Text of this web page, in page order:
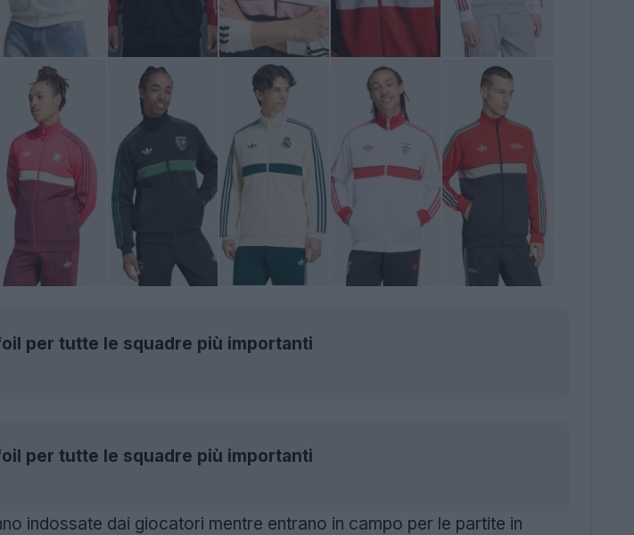
per tutte le squadre più importanti
per tutte le squadre più importanti
indossate dai giocatori mentre entrano in campo per le partite in